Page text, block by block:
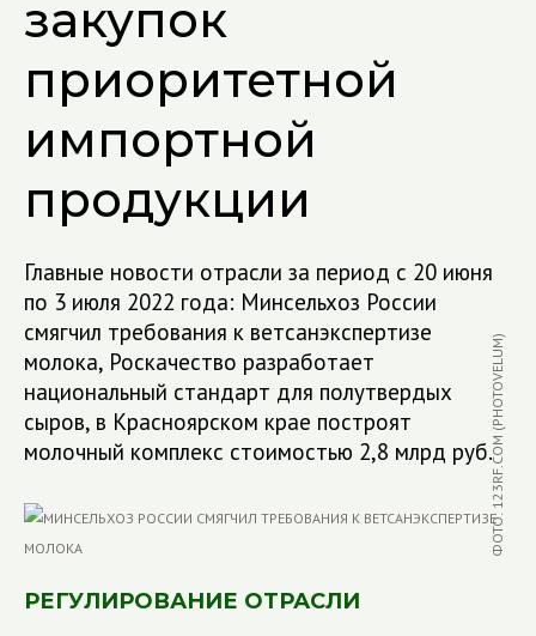
закупок
приоритетной
импортной
продукции
Главные новости отрасли за период с 20 июня
по 3 июля 2022 года: Минсельхоз России
смягчил требования к ветсанэкспертизе
молока, Роскачество разработает
национальный стандарт для полутвердых
сыров, в Красноярском крае построят
молочный комплекс стоимостью 2,8 млрд руб.ФОТО: 123RF.COM (PHOTOVELUM)
РЕГУЛИРОВАНИЕ ОТРАСЛИ